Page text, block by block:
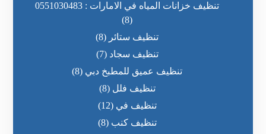
تنظيف خزانات المياه في الامارات : 0551030483
(8)
تنظيف ستائر (8)
تنظيف سجاد (7)
تنظيف عميق للمطبخ دبي (8)
تنظيف فلل (8)
تنظيف في (12)
تنظيف كنب (8)